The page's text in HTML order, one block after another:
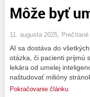
Môže byť
11. augusta 2025, Prečítané
AI sa dostáva do
otázka, či pacienti prijmú
lekára od umelej
naštudovať milióny
Pokračovanie článku